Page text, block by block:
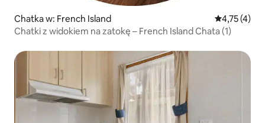
Chatka w: French Island Średnia
4,75 (4)
Chatki z widokiem na zatokę – French Island Chata (1)